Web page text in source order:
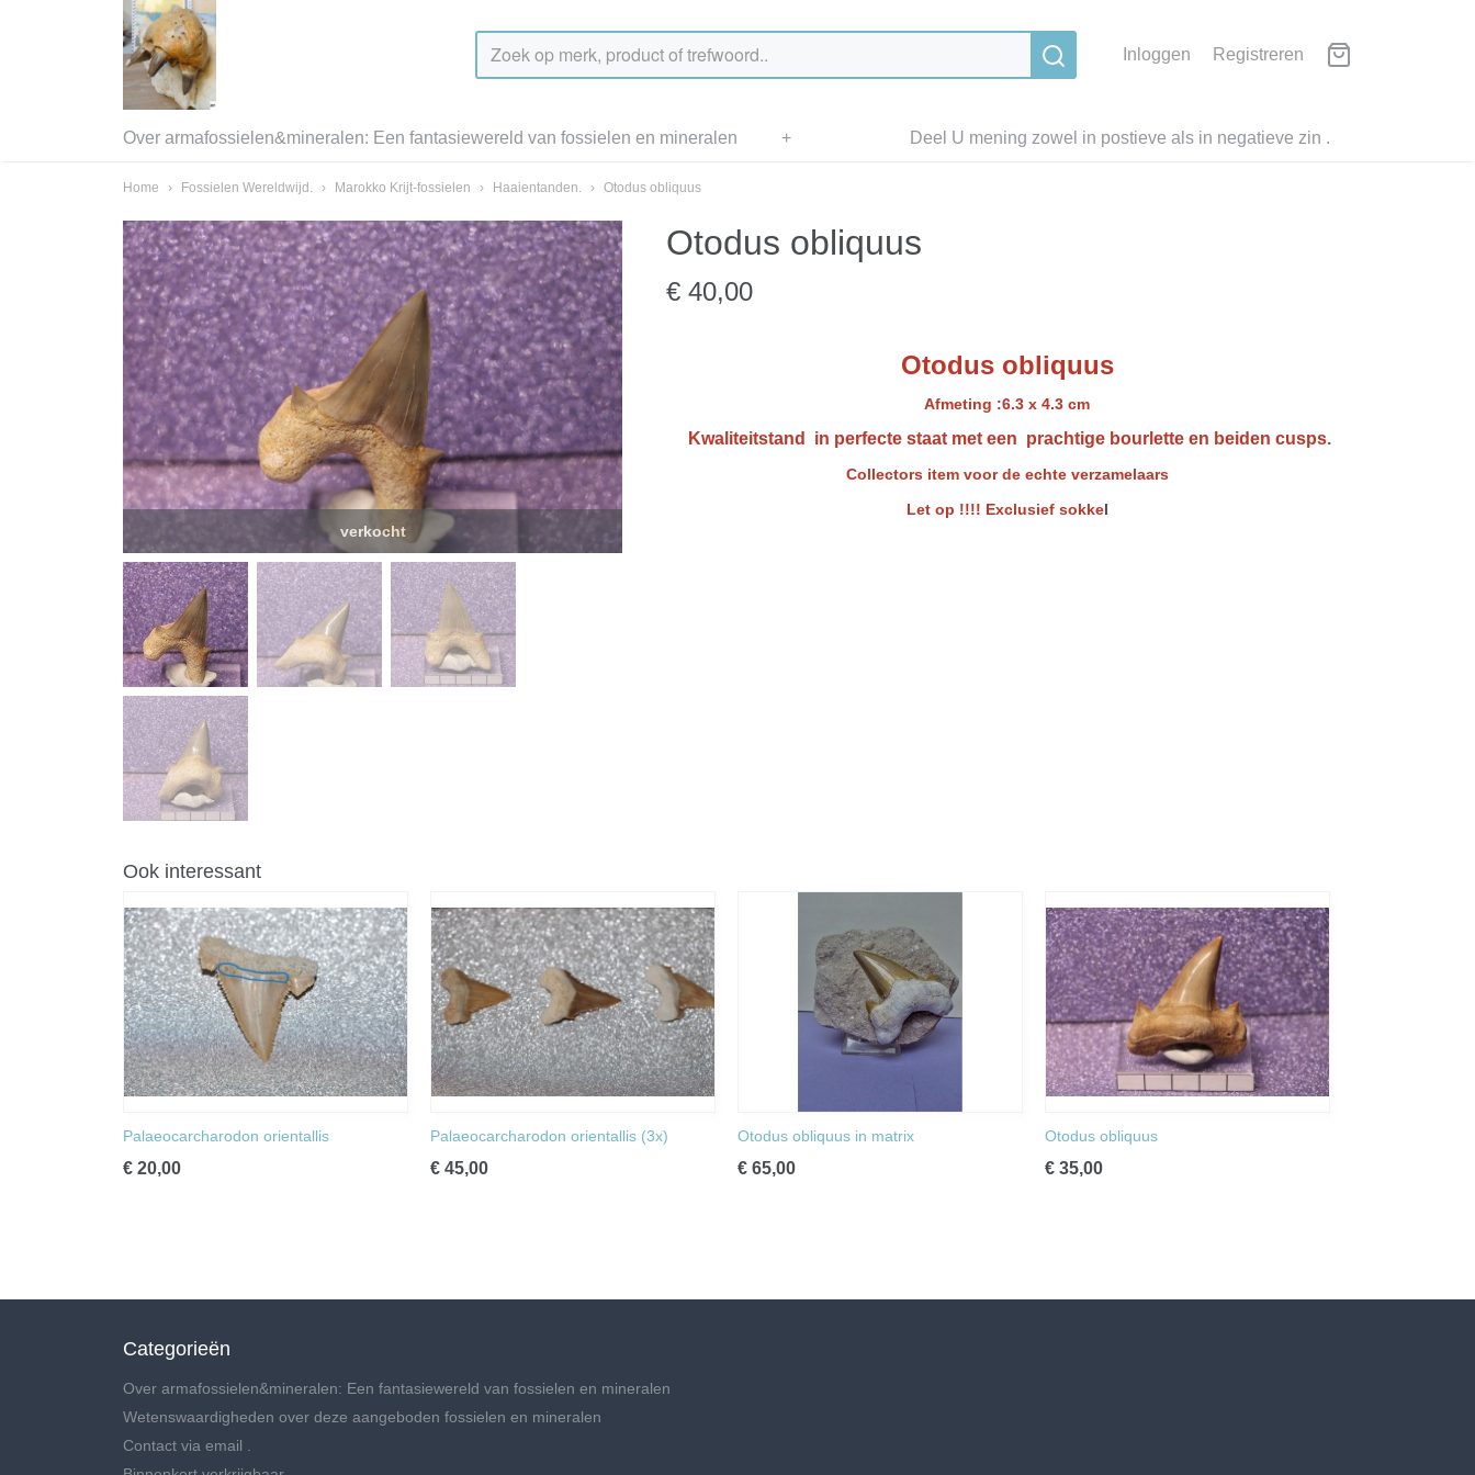
Inloggen Registreren
Deel U mening zowel in postieve als in negatieve zin .
Over armafossielen&mineralen: Een fantasiewereld van fossielen en mineralen +
Home › Fossielen Wereldwijd. › Marokko Krijt-fossielen › Haaientanden. › Otodus obliquus
verkocht
Otodus obliquus
€ 40,00
Otodus obliquus
Afmeting :6.3 x 4.3 cm
Kwaliteitstand in perfecte staat met een prachtige bourlette en beiden cusps.
Collectors item voor de echte verzamelaars
Let op !!!! Exclusief sokkel
Ook interessant
Palaeocarcharodon orientallis
€ 20,00
Palaeocarcharodon orientallis (3x)
€ 45,00
Otodus obliquus in matrix
€ 65,00
Otodus obliquus
€ 35,00
Categorieën
Over armafossielen&mineralen: Een fantasiewereld van fossielen en mineralen
Wetenswaardigheden over deze aangeboden fossielen en mineralen
Contact via email .